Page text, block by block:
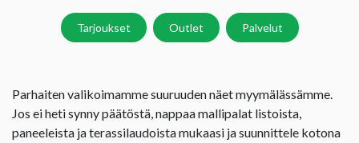
Tarjoukset Outlet Palvelut
Parhaiten valikoimamme suuruuden näet myymälässämme.
Jos ei heti synny päätöstä, nappaa mallipalat listoista,
paneeleista ja terassilaudoista mukaasi ja suunnittele kotona